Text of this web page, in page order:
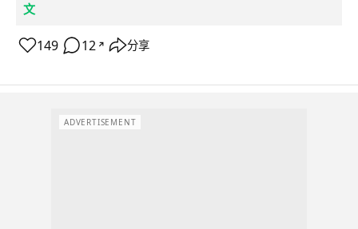
文
149 12 ↗ 分享
ADVERTISEMENT